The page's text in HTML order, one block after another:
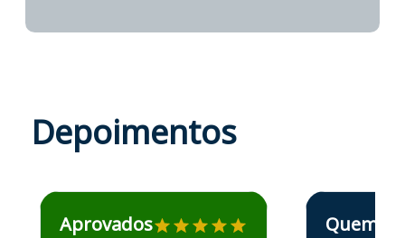
Depoimentos
Estudante José recomenda o Aprova Concursos em
Aprovados
Estudante Elais
Quem